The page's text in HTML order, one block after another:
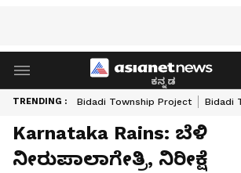
ಕನ್ನಡ
TRENDING : Bidadi Township Project Bidadi
Karnataka Rains: ಬೆಳಿ
ನೀರುಪಾಲಾಗೇತ್ರಿ, ನಿರೀಕ್ಷೆ